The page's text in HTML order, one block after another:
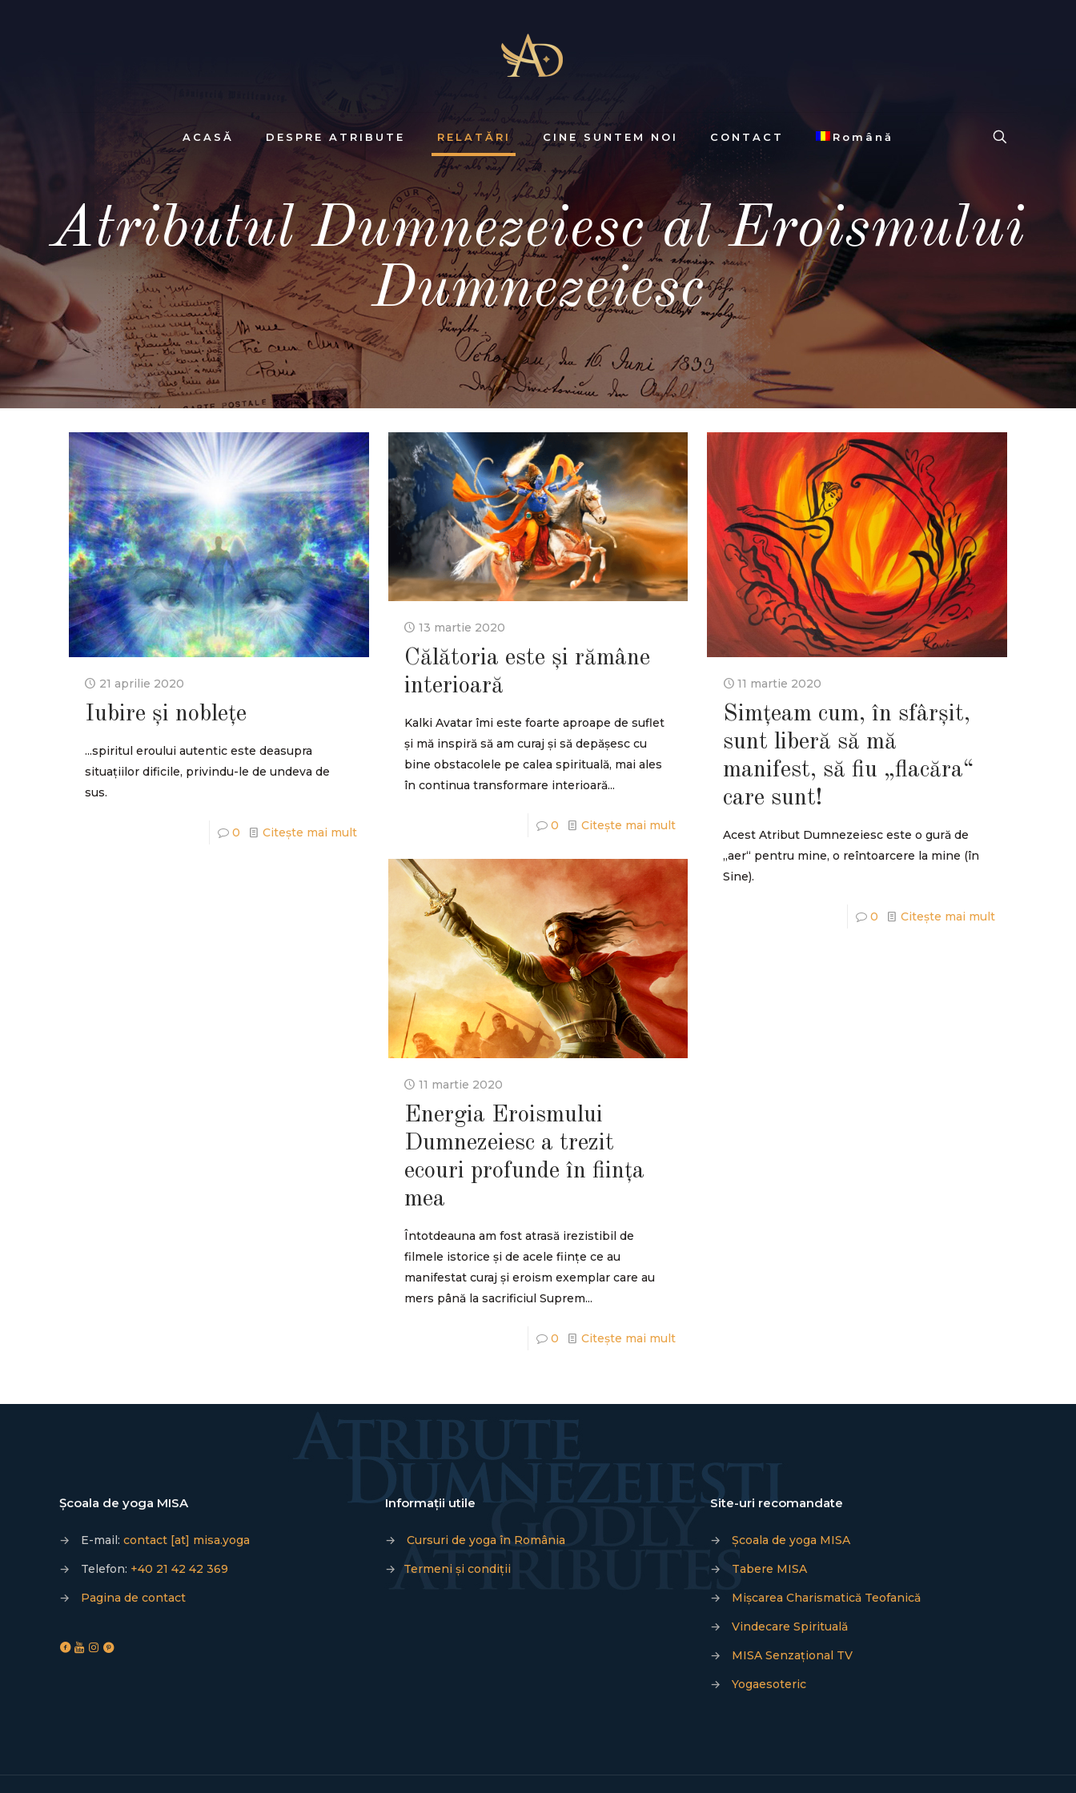
ACASĂ DESPRE ATRIBUTE RELATĂRI CINE SUNTEM NOI CONTACT Română
Atributul Dumnezeiesc al Eroismului
Dumnezeiesc
21 aprilie 2020
Iubire și noblețe
...spiritul eroului autentic este deasupra
situațiilor dificile, privindu-le de undeva de
sus.
0 Citește mai mult
13 martie 2020
Călătoria este și rămâne
interioară
Kalki Avatar îmi este foarte aproape de suflet
și mă inspiră să am curaj și să depășesc cu
bine obstacolele pe calea spirituală, mai ales
în continua transformare interioară...
0 Citește mai mult
11 martie 2020
Simțeam cum, în sfârșit,
sunt liberă să mă
manifest, să fiu „flacăra“
care sunt!
Acest Atribut Dumnezeiesc este o gură de
„aer“ pentru mine, o reîntoarcere la mine (în
Sine).
0 Citește mai mult
11 martie 2020
Energia Eroismului
Dumnezeiesc a trezit
ecouri profunde în ființa
mea
Întotdeauna am fost atrasă irezistibil de
filmele istorice și de acele ființe ce au
manifestat curaj și eroism exemplar care au
mers până la sacrificiul Suprem...
0 Citește mai mult
Școala de yoga MISA
→ E-mail: contact [at] misa.yoga
→
Telefon: +40 21 42 42 369
→
Pagina de contact
Informații utile
→
Cursuri de yoga în România
→
Termeni și condiții
Site-uri recomandate
→
Școala de yoga MISA
→
Tabere MISA
→
Mișcarea Charismatică Teofanică
→
Vindecare Spirituală
→
MISA Senzațional TV
→
Yogaesoteric